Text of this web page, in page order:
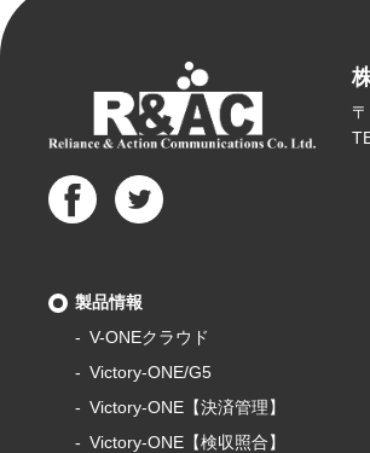
製品情報
V-ONEクラウド
Victory-ONE/G5
Victory-ONE【決済管理】
Victory-ONE【検収照合】